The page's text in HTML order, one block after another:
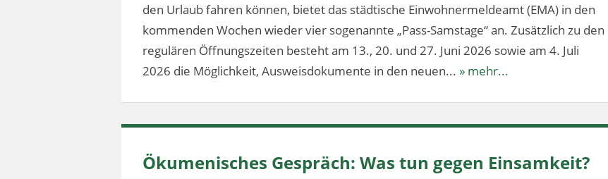
den Urlaub fahren können, bietet das städtische Einwohnermeldeamt (EMA) in den
kommenden Wochen wieder vier sogenannte „Pass-Samstage“ an. Zusätzlich zu den
regulären Öffnungszeiten besteht am 13., 20. und 27. Juni 2026 sowie am 4. Juli
2026 die Möglichkeit, Ausweisdokumente in den neuen... » mehr...
Ökumenisches Gespräch: Was tun gegen Einsamkeit?